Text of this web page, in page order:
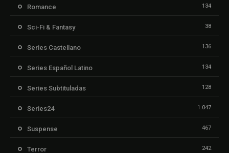
Romance 134
Sci-Fi & Fantasy 38
Series Castellano 136
Series Español Latino 134
Series Subtituladas 128
Series24 1.047
Suspense 467
Terror 242